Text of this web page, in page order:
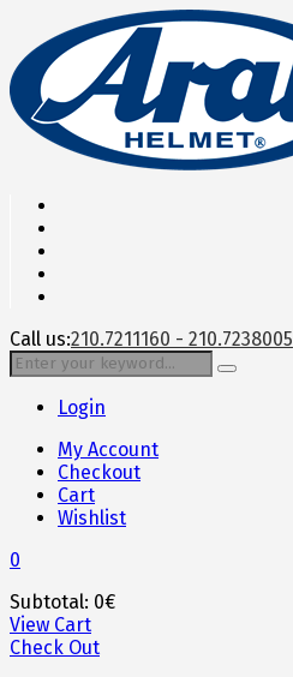
Call us:210.7211160 - 210.7238005
Login
My Account
Checkout
Cart
Wishlist
0
Subtotal: 0€
View Cart
Check Out